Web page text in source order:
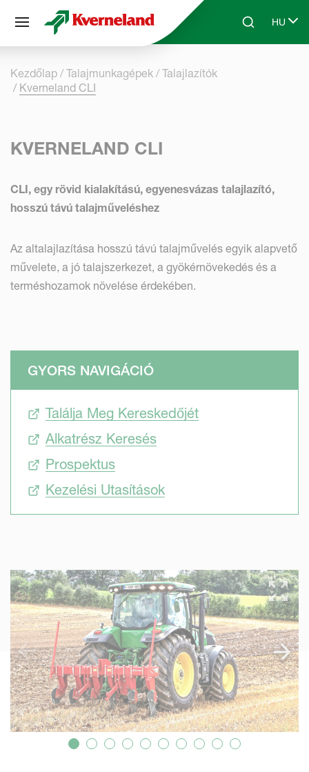
Skip to main contentSearchHU
Select
Kezdőlap Talajmunkagépek
Talajlazítók
Kverneland CLI
KVERNELAND CLI
CLI, egy rövid kialakítású, egyenesvázas talajlazító,
hosszú távú talajműveléshez
Az altalajlazítása hosszú távú talajművelés egyik alapvető
művelete, a jó talajszerkezet, a gyökérnövekedés és a
terméshozamok növelése érdekében.
GYORS NAVIGÁCIÓ
Találja Meg Kereskedőjét
Alkatrész Keresés
Prospektus
Kezelési Utasítások
Süti preferenciák